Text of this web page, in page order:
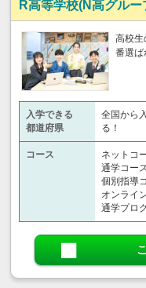
R高等学校(N高グルー
高校生
番選ば
入学できる
都道府県
全国から
る！
コース
ネットコ
通学コー
個別指導
オンライ
通学プロ